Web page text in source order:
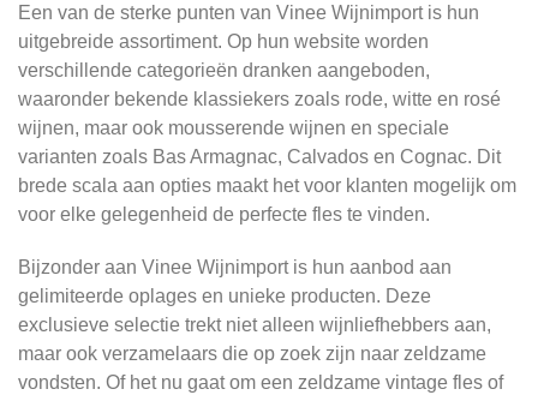
Een van de sterke punten van Vinee Wijnimport is hun
uitgebreide assortiment. Op hun website worden
verschillende categorieën dranken aangeboden,
waaronder bekende klassiekers zoals rode, witte en rosé
wijnen, maar ook mousserende wijnen en speciale
varianten zoals Bas Armagnac, Calvados en Cognac. Dit
brede scala aan opties maakt het voor klanten mogelijk om
voor elke gelegenheid de perfecte fles te vinden.
Bijzonder aan Vinee Wijnimport is hun aanbod aan
gelimiteerde oplages en unieke producten. Deze
exclusieve selectie trekt niet alleen wijnliefhebbers aan,
maar ook verzamelaars die op zoek zijn naar zeldzame
vondsten. Of het nu gaat om een zeldzame vintage fles of